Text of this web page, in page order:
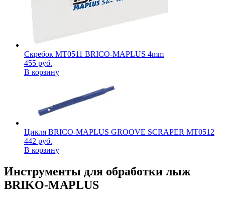
Скребок MT0511 BRICO-MAPLUS 4mm
455 руб.
В корзину
Цикля BRICO-MAPLUS GROOVE SCRAPER MT0512
442 руб.
В корзину
Инструменты для обработки лыж
BRIKO-MAPLUS